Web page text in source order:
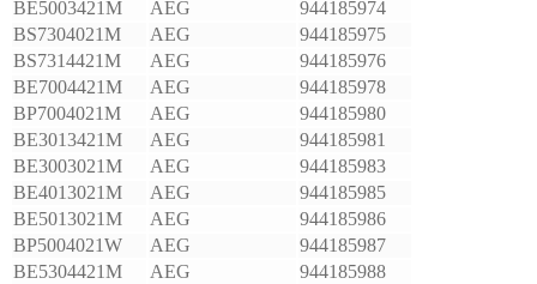
BE5003421M AEG
944185974
BS7304021M
AEG
944185975
BS7314421M
AEG
944185976
BE7004421M
AEG
944185978
BP7004021M
AEG
944185980
BE3013421M
AEG
944185981
BE3003021M
AEG
944185983
BE4013021M
AEG
944185985
BE5013021M
AEG
944185986
BP5004021W
AEG
944185987
BE5304421M
AEG
944185988